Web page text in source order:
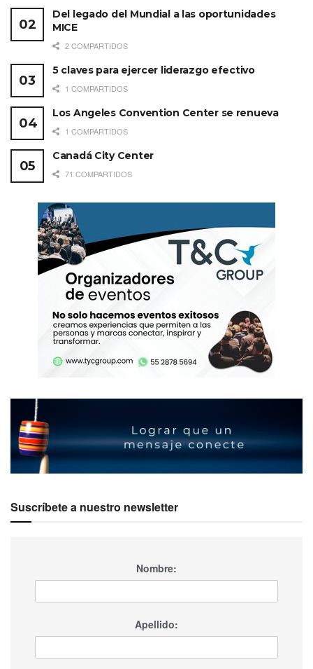
Del legado del Mundial a las oportunidades
MICE
2 COMPARTIDOS
5 claves para ejercer liderazgo efectivo
1 COMPARTIDOS
Los Angeles Convention Center se renueva
1 COMPARTIDOS
Canadá City Center
71 COMPARTIDOS
Suscríbete a nuestro newsletter
Nombre:
Apellido: